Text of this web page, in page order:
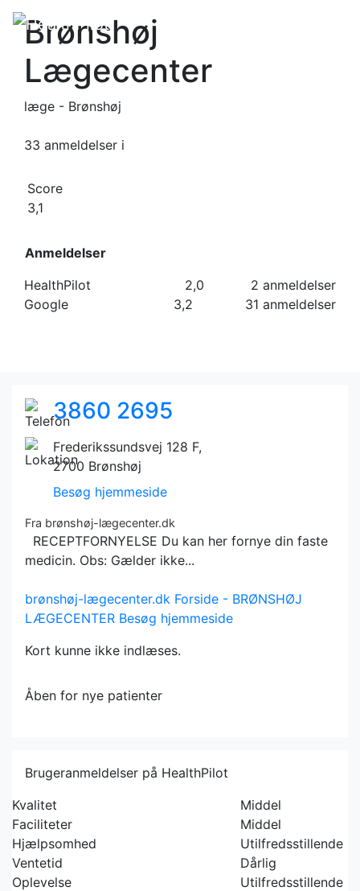
Brønshøj
Lægecenter
læge - Brønshøj
33 anmeldelser i
Score
3,1
Anmeldelser
HealthPilot
2,0
2 anmeldelser
Google
3,2 31 anmeldelser
3860 2695
Frederikssundsvej 128 F,
2700 Brønshøj
Besøg hjemmeside
Fra brønshøj-lægecenter.dk
RECEPTFORNYELSE Du kan her fornye din faste
medicin. Obs: Gælder ikke...
brønshøj-lægecenter.dk Forside - BRØNSHØJ
LÆGECENTER Besøg hjemmeside
Kort kunne ikke indlæses.
Åben for nye patienter
Brugeranmeldelser på HealthPilot
Kvalitet
Middel
Faciliteter
Middel
Hjælpsomhed
Utilfredsstillende
Ventetid
Dårlig
Oplevelse
Utilfredsstillende